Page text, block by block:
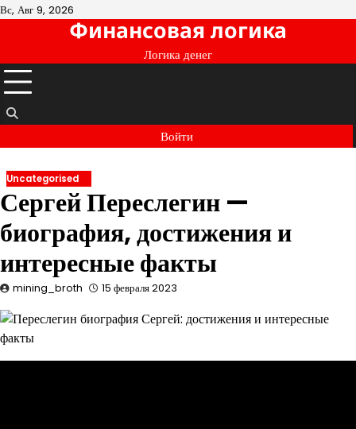
Перейти
Вс, Авг 9, 2026
Финансовая логика
Логика денег
Войти
Uncategorised
Сергей Переслегин —
биография, достижения и
интересные факты
mining_broth 15 февраля 2023